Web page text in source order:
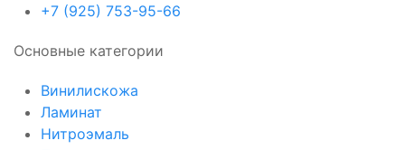
+7 (925) 753-95-66
Основные категории
Винилискожа
Ламинат
Нитроэмаль